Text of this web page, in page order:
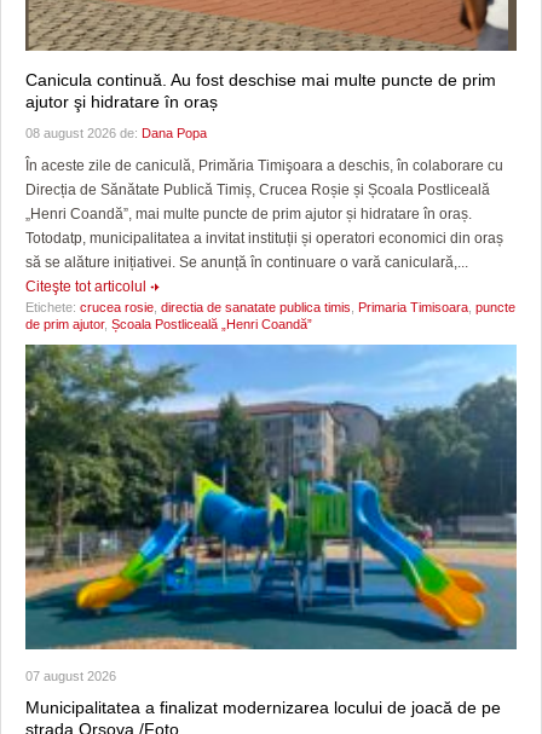
Canicula continuă. Au fost deschise mai multe puncte de prim
ajutor şi hidratare în oraș
08 august 2026 de: Dana Popa
În aceste zile de caniculă, Primăria Timişoara a deschis, în colaborare cu
Direcția de Sănătate Publică Timiș, Crucea Roșie și Școala Postliceală
„Henri Coandă”, mai multe puncte de prim ajutor și hidratare în oraș.
Totodatp, municipalitatea a invitat instituții și operatori economici din oraș
să se alăture inițiativei. Se anunță în continuare o vară caniculară,...
Citeşte tot articolul
Etichete: crucea rosie directia de sanatate publica timis Primaria Timisoara puncte
de prim ajutor, Școala Postliceală „Henri Coandă”
07 august 2026
Municipalitatea a finalizat modernizarea locului de joacă de pe
strada Orșova /Foto